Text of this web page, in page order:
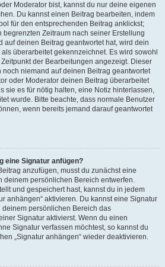
Moderator bist, kannst du nur deine eigenen
Du kannst einen Beitrag bearbeiten, indem
für den entsprechenden Beitrag anklickst;
Zeitraum nach seiner Erstellung
auf deinen Beitrag geantwortet hat, wird dein
überarbeitet gekennzeichnet. Es wird sowohl
der Bearbeitungen angezeigt. Dieser
noch niemand auf deinen Beitrag geantwortet
oder Moderator deinen Beitrag überarbeitet
sie es für nötig halten, eine Notiz hinterlassen,
wurde. Bitte beachte, dass normale Benutzer
wenn bereits jemand darauf geantwortet
eine Signatur anfügen?
anzufügen, musst du zunächst eine
deinem persönlichen Bereich entwerfen.
und gespeichert hast, kannst du in jedem
anhängen“ aktivieren. Du kannst eine Signatur
persönlichen Bereich das
Signatur aktivierst. Wenn du einen
Signatur verfassen möchtest, so kannst du
„Signatur anhängen“ wieder deaktivieren.